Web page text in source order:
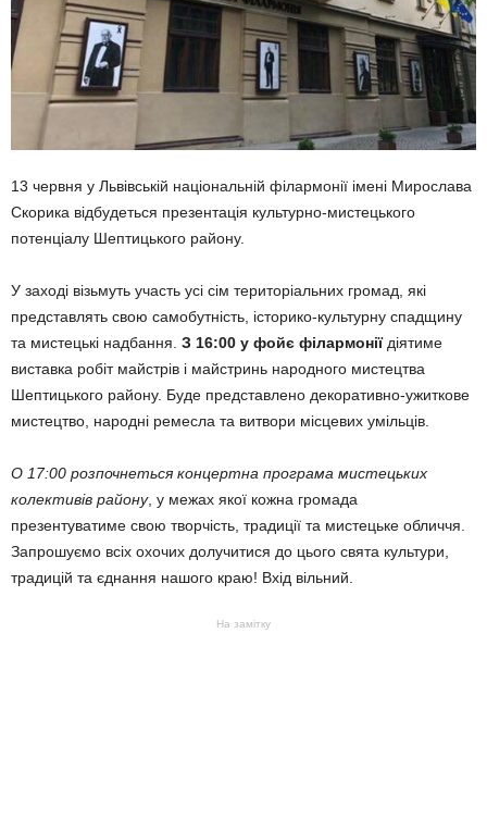
13 червня у Львівській національній філармонії імені Мирослава
Скорика відбудеться презентація культурно-мистецького
потенціалу Шептицького району.
У заході візьмуть участь усі сім територіальних громад, які
представлять свою самобутність, історико-культурну спадщину
та мистецькі надбання. З 16:00 у фойє філармоніїдіятиме
виставка робіт майстрів і майстринь народного мистецтва
Шептицького району. Буде представлено декоративно-ужиткове
мистецтво, народні ремесла та витвори місцевих умільців.
О 17:00 розпочнеться концертна програма мистецьких
колективів району, у межах якої кожна громада
презентуватиме свою творчість, традиції та мистецьке обличчя.
Запрошуємо всіх охочих долучитися до цього свята культури,
традицій та єднання нашого краю! Вхід вільний.
На замітку